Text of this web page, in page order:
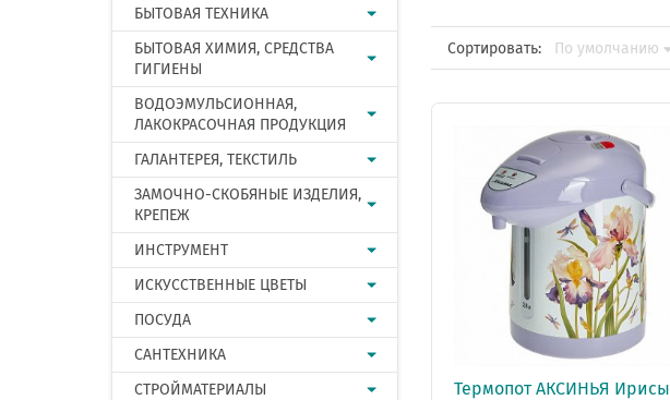
БЫТОВАЯ ТЕХНИКА
БЫТОВАЯ ХИМИЯ, СРЕДСТВА
ГИГИЕНЫ
ВОДОЭМУЛЬСИОННАЯ,
ЛАКОКРАСОЧНАЯ ПРОДУКЦИЯ
ГАЛАНТЕРЕЯ, ТЕКСТИЛЬ
ЗАМОЧНО-СКОБЯНЫЕ ИЗДЕЛИЯ,
КРЕПЕЖ
ИНСТРУМЕНТ
ИСКУССТВЕННЫЕ ЦВЕТЫ
ПОСУДА
САНТЕХНИКА
СТРОЙМАТЕРИАЛЫ
Сортировать: По умолчанию
Термопот АКСИНЬЯ Ирисы